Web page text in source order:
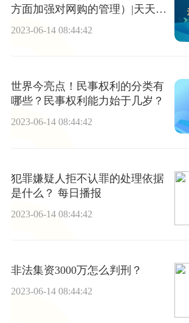
方面加强对网购的管理）|天天看
2023-06-14 08:44:42
世界今亮点！民事权利的分类有
哪些？民事权利能力始于几岁？
2023-06-14 08:44:42
犯罪嫌疑人拒不认罪的处理依据
是什么？ 每日播报
2023-06-14 08:44:42
非法集资3000万怎么判刑？
2023-06-14 08:44:42